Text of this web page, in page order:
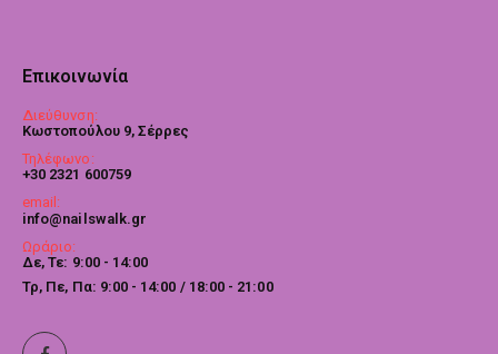
Επικοινωνία
Διεύθυνση:
Κωστοπούλου 9, Σέρρες
Τηλέφωνο:
+30 2321 600759
email:
info@nailswalk.gr
Ωράριο:
Δε, Τε: 9:00 - 14:00
Τρ, Πε, Πα: 9:00 - 14:00 / 18:00 - 21:00